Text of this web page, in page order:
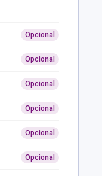
Opcional
Opcional
Opcional
Opcional
Opcional
Opcional